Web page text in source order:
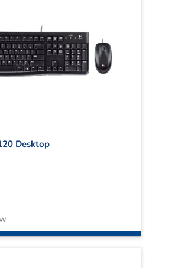
Desktop